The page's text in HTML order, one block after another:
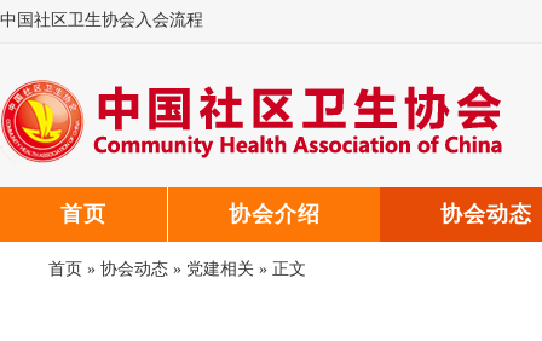
中国社区卫生协会入会流程
首页 协会介绍 协会动态
首页 » 协会动态 » 党建相关 » 正文